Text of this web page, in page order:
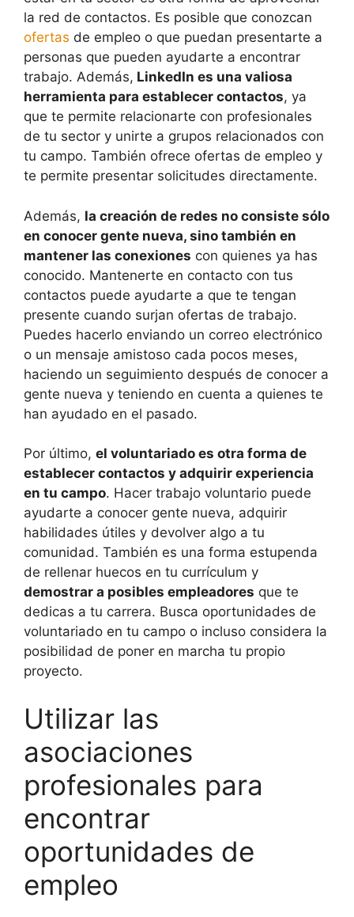
la red de contactos. Es posible que conozcan
ofertas de empleo o que puedan presentarte a
personas que pueden ayudarte a encontrar
trabajo. Además, LinkedIn es una valiosa
herramienta para establecer contactos, ya
que te permite relacionarte con profesionales
de tu sector y unirte a grupos relacionados con
tu campo. También ofrece ofertas de empleo y
te permite presentar solicitudes directamente.
Además, la creación de redes no consiste sólo
en conocer gente nueva, sino también en
mantener las conexiones con quienes ya has
conocido. Mantenerte en contacto con tus
contactos puede ayudarte a que te tengan
presente cuando surjan ofertas de trabajo.
Puedes hacerlo enviando un correo electrónico
o un mensaje amistoso cada pocos meses,
haciendo un seguimiento después de conocer a
gente nueva y teniendo en cuenta a quienes te
han ayudado en el pasado.
Por último, el voluntariado es otra forma de
establecer contactos y adquirir experiencia
en tu campo. Hacer trabajo voluntario puede
ayudarte a conocer gente nueva, adquirir
habilidades útiles y devolver algo a tu
comunidad. También es una forma estupenda
de rellenar huecos en tu currículum y
demostrar a posibles empleadores que te
dedicas a tu carrera. Busca oportunidades de
voluntariado en tu campo o incluso considera la
posibilidad de poner en marcha tu propio
proyecto.
Utilizar las
asociaciones
profesionales para
encontrar
oportunidades de
empleo